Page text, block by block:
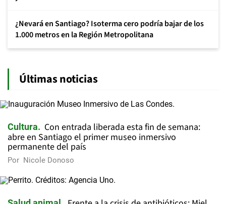
¿Nevará en Santiago? Isoterma cero podría bajar de los
1.000 metros en la Región Metropolitana
Últimas noticias
Cultura
Con entrada liberada esta fin de semana:
abre en Santiago el primer museo inmersivo
permanente del país
Por Nicole Donoso